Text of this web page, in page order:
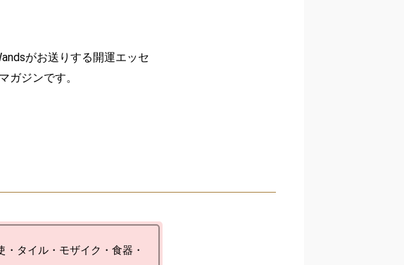
がお送りする開運エッセ
ガジンです。
タイル・モザイク・食器・